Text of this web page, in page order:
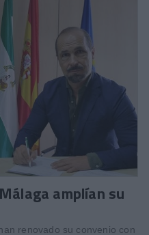
amplían su
renovado su convenio con